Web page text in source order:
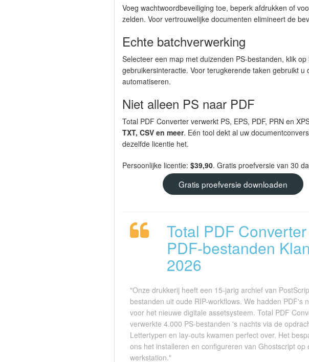
Voeg wachtwoordbeveiliging toe, beperk afdrukken of
zelden. Voor vertrouwelijke documenten elimineert de
Echte batchverwerking
Selecteer een map met duizenden PS-bestanden, klik
gebruikersinteractie. Voor terugkerende taken gebruikt
automatiseren.
Niet alleen PS naar PDF
Total PDF Converter verwerkt PS, EPS, PDF, PRN en
TXT, CSV en meer. Eén tool dekt al uw
dezelfde licentie het.
Persoonlijke licentie: $39,90. Gratis proefversie van 30
Gratis proefversie downloaden
Total PDF
PDF-bestanden
2026
"Onze drukkerij heeft een 15-jarig archief van
bestanden uit oude RIP-workflows. We hadden PDF's
voor het nieuwe digitale assetsysteem. Total PDF
verwerkte 4.000 PS-bestanden 's nachts via de
Lettertypen en lay-outs kwamen perfect over. Het
ons het installeren en configureren van Ghostscript op
werkstation."